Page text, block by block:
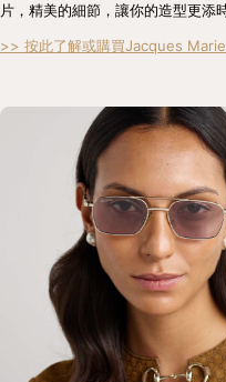
片，精美的細節，讓你的造型更添
>> 按此了解或購買Jacques